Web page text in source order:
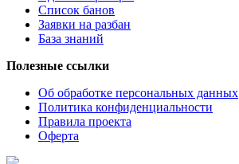
Список банов
Заявки на разбан
База знаний
Полезные ссылки
Об обработке персональных данных
Политика конфиденциальности
Правила проекта
Оферта